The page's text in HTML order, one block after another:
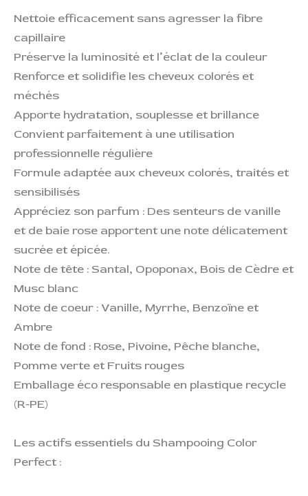
Nettoie efficacement sans agresser la fibre
capillaire
Préserve la luminosité et l’éclat de la couleur
Renforce et solidifie les cheveux colorés et
méchés
Apporte hydratation, souplesse et brillance
Convient parfaitement à une utilisation
professionnelle régulière
Formule adaptée aux cheveux colorés, traités et
sensibilisés
Appréciez son parfum : Des senteurs de vanille
et de baie rose apportent une note délicatement
sucrée et épicée.
Note de tête : Santal, Opoponax, Bois de Cèdre et
Musc blanc
Note de coeur : Vanille, Myrrhe, Benzoïne et
Ambre
Note de fond : Rose, Pivoine, Pêche blanche,
Pomme verte et Fruits rouges
Emballage éco responsable en plastique recycle
(R-PE)
Les actifs essentiels du Shampooing Color
Perfect :